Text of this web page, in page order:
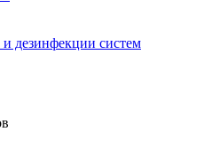
дезинфекции систем